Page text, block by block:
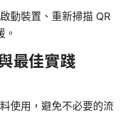
動裝置、重新掃描 QR
最佳實踐
使用，避免不必要的流